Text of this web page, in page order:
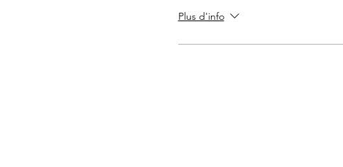
Plus d'info